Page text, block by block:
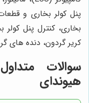
پنل کولر بخاری و
بخاری، کنترل پنل کولر
کریر گردون، دنده های
سوالات
هیوندای